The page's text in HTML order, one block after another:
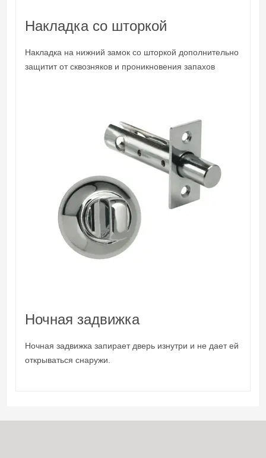
Накладка со шторкой
Накладка на нижний замок со шторкой дополнительно
защитит от сквозняков и проникновения запахов
Ночная задвижка
Ночная задвижка запирает дверь изнутри и не дает ей
открываться снаружи.